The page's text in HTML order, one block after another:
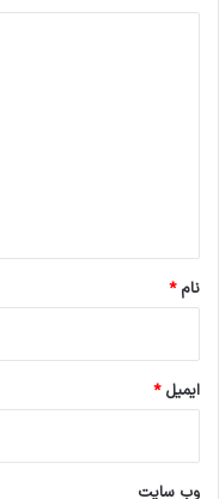
نام*
ایمیل*
وب‌ سایت